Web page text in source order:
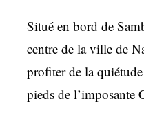
Situé en bord de
centre de la ville de
profiter de la
pieds de l’imposante